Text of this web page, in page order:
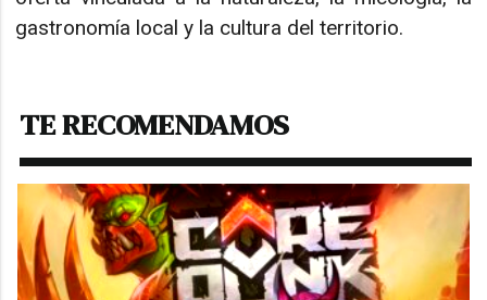
gastronomía local y la cultura del territorio.
TE RECOMENDAMOS